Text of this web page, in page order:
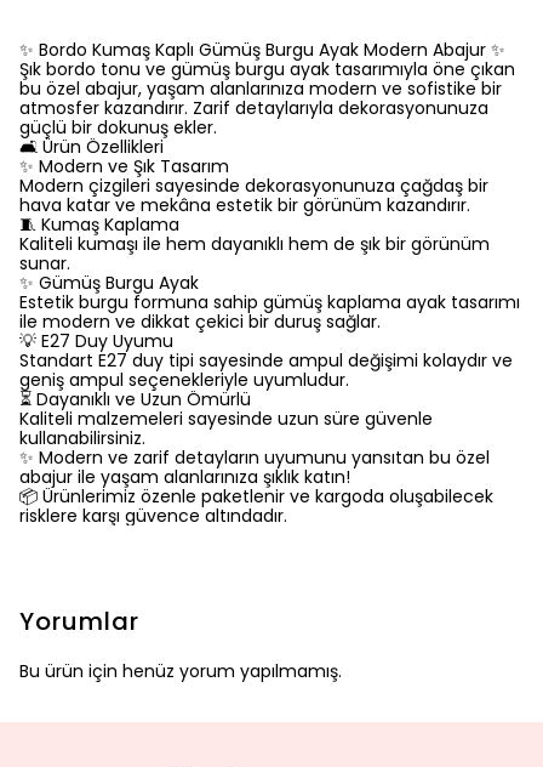
✨ Bordo Kumaş Kaplı Gümüş Burgu Ayak Modern Abajur ✨
Şık bordo tonu ve gümüş burgu ayak tasarımıyla öne çıkan
bu özel abajur, yaşam alanlarınıza modern ve sofistike bir
atmosfer kazandırır. Zarif detaylarıyla dekorasyonunuza
güçlü bir dokunuş ekler.
🛋️ Ürün Özellikleri
✨ Modern ve Şık Tasarım
Modern çizgileri sayesinde dekorasyonunuza çağdaş bir
hava katar ve mekâna estetik bir görünüm kazandırır.
🧵 Kumaş Kaplama
Kaliteli kumaşı ile hem dayanıklı hem de şık bir görünüm
sunar.
✨ Gümüş Burgu Ayak
Estetik burgu formuna sahip gümüş kaplama ayak tasarımı
ile modern ve dikkat çekici bir duruş sağlar.
💡 E27 Duy Uyumu
Standart E27 duy tipi sayesinde ampul değişimi kolaydır ve
geniş ampul seçenekleriyle uyumludur.
⏳ Dayanıklı ve Uzun Ömürlü
Kaliteli malzemeleri sayesinde uzun süre güvenle
kullanabilirsiniz.
✨ Modern ve zarif detayların uyumunu yansıtan bu özel
abajur ile yaşam alanlarınıza şıklık katın!
📦 Ürünlerimiz özenle paketlenir ve kargoda oluşabilecek
risklere karşı güvence altındadır.
Yorumlar
Bu ürün için henüz yorum yapılmamış.